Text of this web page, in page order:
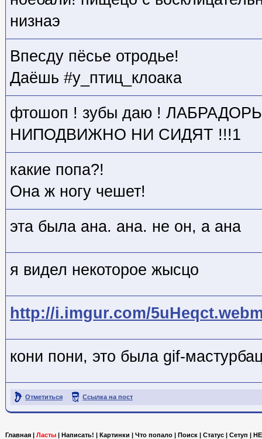
низнаэ
Впесду пёсье отродье!
Даёшь #у_птиц_клоака
фтошоп ! зубы даю !
НИПОДВИЖНО НИ СИДЯТ !!!1
какие попа?!
Она ж ногу чешет!
эта была ана. ана. не он, а ана
я видел некоторое жысцо
http://i.imgur.com/
кони пони, это была gif-
Отметиться Ссылка на пост
Главная | Ласты | Написать! | Картинки | Что попало | Поиск | Статус | Сетуп |